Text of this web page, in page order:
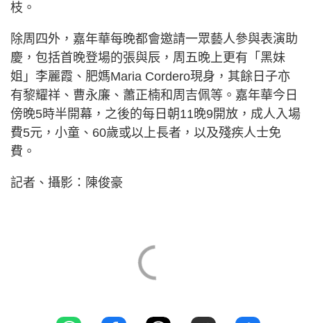
枝。
除周四外，嘉年華每晚都會邀請一眾藝人參與表演助
慶，包括首晚登場的張與辰，周五晚上更有「黑妹
姐」李麗霞、肥媽Maria Cordero現身，其餘日子亦
有黎耀祥、曹永廉、蕭正楠和周吉佩等。嘉年華今日
傍晚5時半開幕，之後的每日朝11晚9開放，成人入場
費5元，小童、60歲或以上長者，以及殘疾人士免
費。
記者、攝影：陳俊豪